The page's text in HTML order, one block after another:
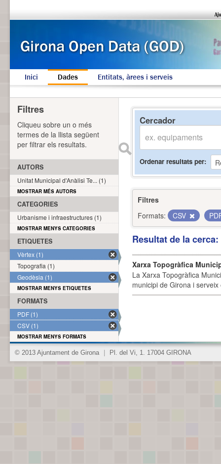
Inici Dades Entitats, àrees i serveis
Cercador
Ordenar resultats per
Filtres
Formats:
CSV
Resultat de la
Xarxa Topogràfica
La Xarxa Topogràfica
municipi de Girona i
Filtres
Cliqueu sobre un o més
termes de la llista següent
per filtrar els resultats.
AUTORS
Unitat Municipal d'Anàlisi Te... (1)
MOSTRAR MÉS AUTORS
CATEGORIES
Urbanisme i infraestructures (1)
MOSTRAR MENYS CATEGORIES
ETIQUETES
Vèrtex (1)
Topografia (1)
Geodèsia (1)
MOSTRAR MENYS ETIQUETES
FORMATS
PDF (1)
CSV (1)
MOSTRAR MENYS FORMATS
© 2013 Ajuntament de Girona Pl. del Vi, 1. 17004 GIRONA